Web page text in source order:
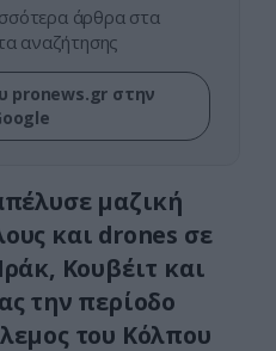
άρθρα στα
αναζήτησης
pronews.gr στην
μαζική
και drones σε
Κουβέιτ και
την περίοδο
του Κόλπου